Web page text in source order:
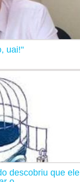
uai!"
descobriu que ele